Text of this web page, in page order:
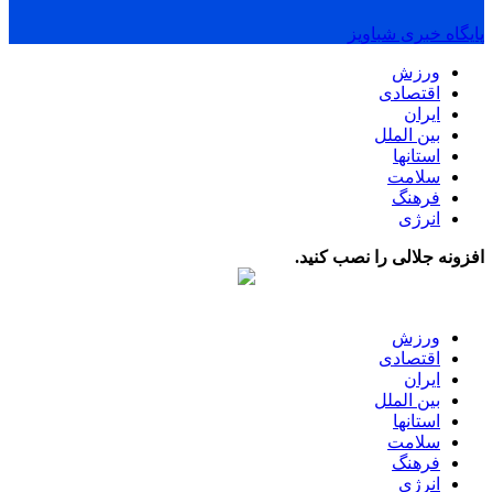
پایگاه خبری شباویز
ورزش
اقتصادی
ایران
بین الملل
استانها
سلامت
فرهنگ
انرژی
افزونه جلالی را نصب کنید.
ورزش
اقتصادی
ایران
بین الملل
استانها
سلامت
فرهنگ
انرژی